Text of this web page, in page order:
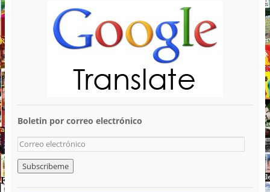
Boletin por correo electrónico